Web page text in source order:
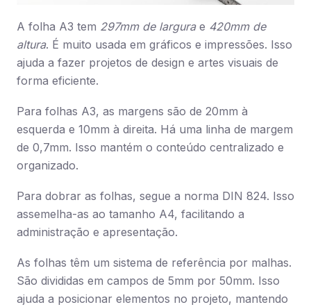
A folha A3 tem 297mm de largurae 420mm de
altura. É muito usada em gráficos e impressões. Isso
ajuda a fazer projetos de design e artes visuais de
forma eficiente.
Para folhas A3, as margens são de 20mm à
esquerda e 10mm à direita. Há uma linha de margem
de 0,7mm. Isso mantém o conteúdo centralizado e
organizado.
Para dobrar as folhas, segue a norma DIN 824. Isso
assemelha-as ao tamanho A4, facilitando a
administração e apresentação.
As folhas têm um sistema de referência por malhas.
São divididas em campos de 5mm por 50mm. Isso
ajuda a posicionar elementos no projeto, mantendo